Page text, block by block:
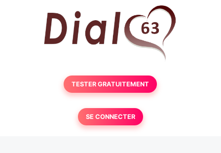
TESTER GRATUITEMENT
SE CONNECTER